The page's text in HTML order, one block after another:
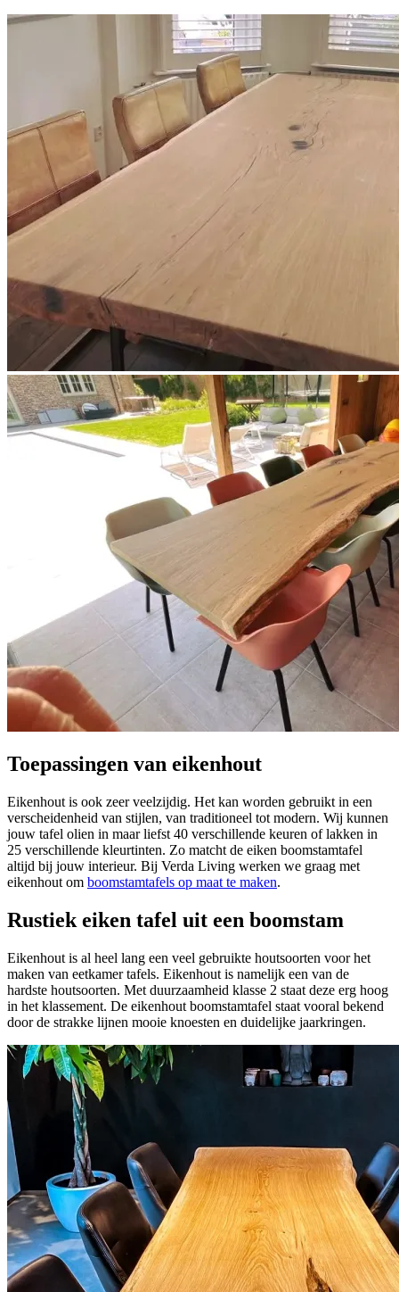
Toepassingen van eikenhout
Eikenhout is ook zeer veelzijdig. Het kan worden gebruikt in een
verscheidenheid van stijlen, van traditioneel tot modern. Wij kunnen
jouw tafel olien in maar liefst 40 verschillende keuren of lakken in
25 verschillende kleurtinten. Zo matcht de eiken boomstamtafel
altijd bij jouw interieur. Bij Verda Living werken we graag met
eikenhout om boomstamtafels op maat te maken.
Rustiek eiken tafel uit een boomstam
Eikenhout is al heel lang een veel gebruikte houtsoorten voor het
maken van eetkamer tafels. Eikenhout is namelijk een van de
hardste houtsoorten. Met duurzaamheid klasse 2 staat deze erg hoog
in het klassement. De eikenhout boomstamtafel staat vooral bekend
door de strakke lijnen mooie knoesten en duidelijke jaarkringen.